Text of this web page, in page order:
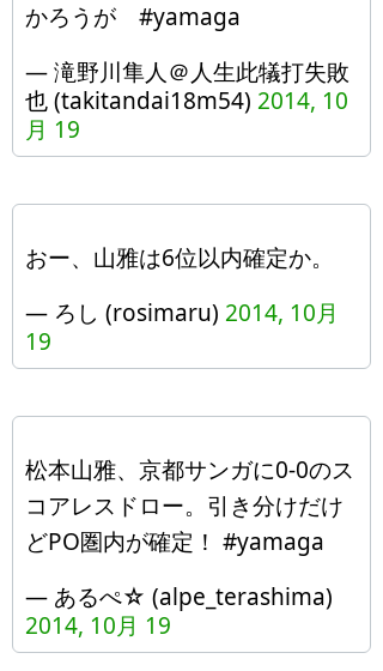
かろうが #yamaga
— 滝野川隼人＠人生此犠打失敗
也 (takitandai18m54) 2014, 10
月 19
おー、山雅は6位以内確定か。
— ろし (rosimaru) 2014, 10月
19
松本山雅、京都サンガに0-0のス
コアレスドロー。引き分けだけ
どPO圏内が確定！ #yamaga
— あるぺ☆ (alpe_terashima)
2014, 10月 19